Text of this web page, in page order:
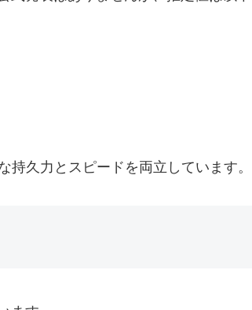
久力とスピードを両立しています。